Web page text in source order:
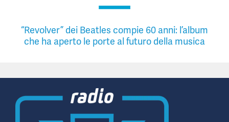
“Revolver” dei Beatles compie 60 anni: l’album
che ha aperto le porte al futuro della musica